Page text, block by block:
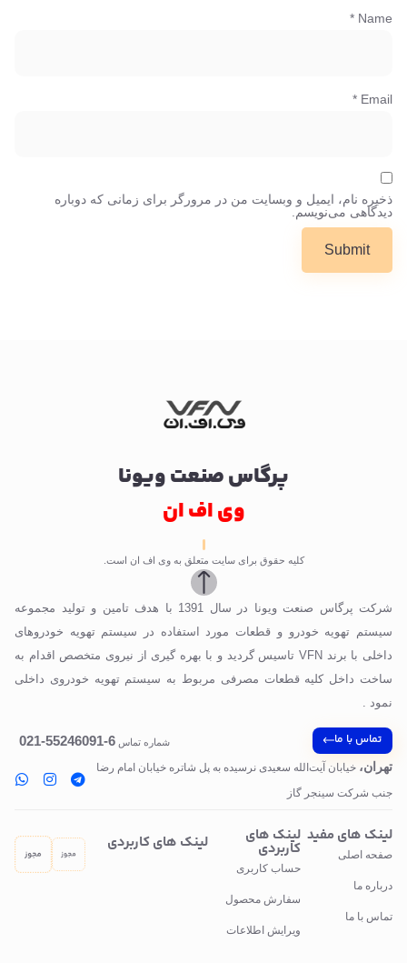
Name
*
Email
*
ذخیره نام، ایمیل و وبسایت من در مرورگر برای زمانی که دوباره
دیدگاهی می‌نویسم.
پرگاس صنعت ویونا
وی اف ان
کلیه حقوق برای سایت متعلق به وی اف ان است.
شرکت پرگاس صنعت ویونا در سال 1391 با هدف تامین و تولید مجموعه
سیستم تهویه خودرو و قطعات مورد استفاده در سیستم تهویه خودروهای
داخلی با برند VFN تاسیس گردید و با بهره گیری از نیروی متخصص اقدام به
ساخت داخل کلیه قطعات مصرفی مربوط به سیستم تهویه خودروی داخلی
نمود .
تماس با ما شماره تماس 6-55246091-021
تهران، خیابان آیت‌الله سعیدی نرسیده به پل‌ شاتره خیابان امام رضا
جنب شرکت سینجر گاز
لینک های مفید
صفحه اصلی
درباره ما
تماس با ما
لینک های
کاربردی
حساب کاربری
سفارش محصول
ویرایش اطلاعات
لینک های کاربردی